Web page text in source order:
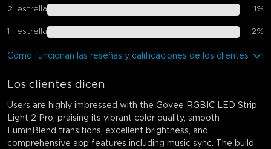
2 estrella 1 %
1 estrella 2%
Cómo funcionan las reseñas y calificaciones de los clientes
Los clientes dicen
Users are highly impressed with the Govee RGBIC LED Strip
Light 2 Pro, praising its vibrant color quality, smooth
LuminBlend transitions, excellent brightness, and
comprehensive app features including music sync. The build